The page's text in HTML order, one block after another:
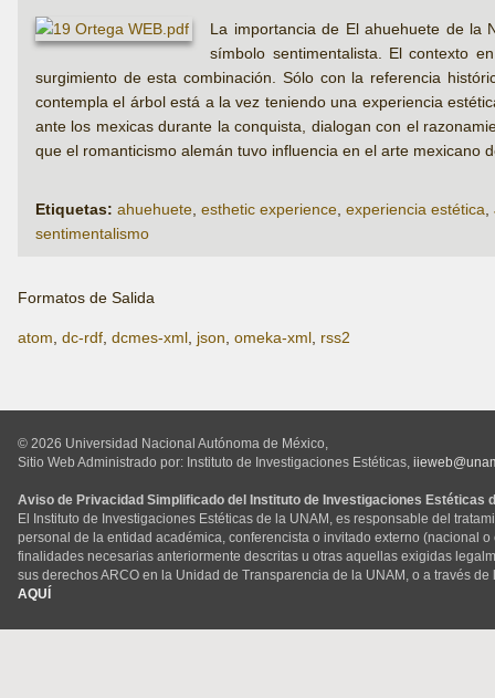
La importancia de El ahuehuete de la
símbolo sentimentalista. El contexto
surgimiento de esta combinación. Sólo con la referencia
contempla el árbol está a la vez teniendo una experiencia
ante los mexicas durante la conquista, dialogan con el
que el romanticismo alemán tuvo influencia en el arte mexicano
Etiquetas: ahuehuete esthetic experience experiencia estética
sentimentalismo
Formatos de Salida
atom, dc-rdf, dcmes-xml, json, omeka-xml, rss2
© 2026 Universidad Nacional Autónoma de México,
Sitio Web Administrado por: Instituto de Investigaciones Estéticas,
Aviso de Privacidad Simplificado del Instituto de Investigaciones Estéticas
El Instituto de Investigaciones Estéticas de la UNAM, es responsable del
personal de la entidad académica, conferencista o invitado externo (nacional
finalidades necesarias anteriormente descritas u otras aquellas exigidas
sus derechos ARCO en la Unidad de Transparencia de la UNAM, o a través
AQUÍ